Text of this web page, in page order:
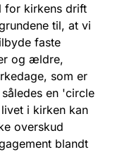
for kirkens drift
til, at vi
faste
og ældre,
som er
en 'circle
i kirken kan
overskud
blandt